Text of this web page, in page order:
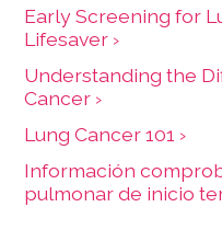
Early Screening for
Lifesaver ›
Understanding the
Cancer ›
Lung Cancer 101 ›
Información
pulmonar de inicio